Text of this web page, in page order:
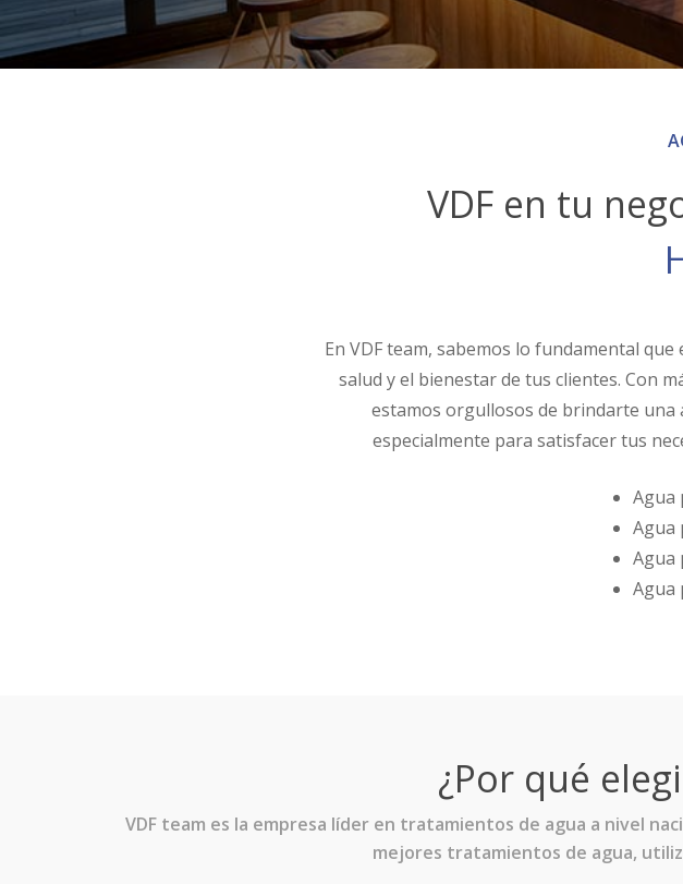
VDF en tu
En VDF team, sabemos lo fundamental
salud y el bienestar de tus clientes. Con
estamos orgullosos de brindarte una
especialmente para satisfacer tus
Agua
Agua
Agua
Agua
¿Por qué
VDF team es la empresa líder en tratamientos de agua a nivel
mejores tratamientos de agua,